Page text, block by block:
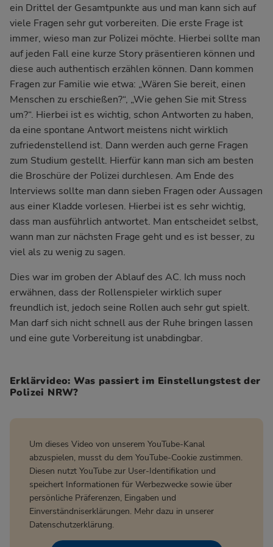
ein Drittel der Gesamtpunkte aus und man kann sich auf
viele Fragen sehr gut vorbereiten. Die erste Frage ist
immer, wieso man zur Polizei möchte. Hierbei sollte man
auf jeden Fall eine kurze Story präsentieren können und
diese auch authentisch erzählen können. Dann kommen
Fragen zur Familie wie etwa: „Wären Sie bereit, einen
Menschen zu erschießen?“, „Wie gehen Sie mit Stress
um?“. Hierbei ist es wichtig, schon Antworten zu haben,
da eine spontane Antwort meistens nicht wirklich
zufriedenstellend ist. Dann werden auch gerne Fragen
zum Studium gestellt. Hierfür kann man sich am besten
die Broschüre der Polizei durchlesen. Am Ende des
Interviews sollte man dann sieben Fragen oder Aussagen
aus einer Kladde vorlesen. Hierbei ist es sehr wichtig,
dass man ausführlich antwortet. Man entscheidet selbst,
wann man zur nächsten Frage geht und es ist besser, zu
viel als zu wenig zu sagen.
Dies war im groben der Ablauf des AC. Ich muss noch
erwähnen, dass der Rollenspieler wirklich super
freundlich ist, jedoch seine Rollen auch sehr gut spielt.
Man darf sich nicht schnell aus der Ruhe bringen lassen
und eine gute Vorbereitung ist unabdingbar.
Erklärvideo: Was passiert im Einstellungstest der
Polizei NRW?
Um dieses Video von unserem YouTube-Kanal
abzuspielen, musst du dem YouTube-Cookie zustimmen.
Diesen nutzt YouTube zur User-Identifikation und
speichert Informationen für Werbezwecke sowie über
persönliche Präferenzen, Eingaben und
Einverständniserklärungen. Mehr dazu in unserer
Datenschutzerklärung.